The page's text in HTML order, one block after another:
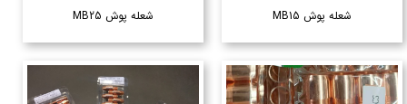
شعله پوش MB15 شعله پوش MB25